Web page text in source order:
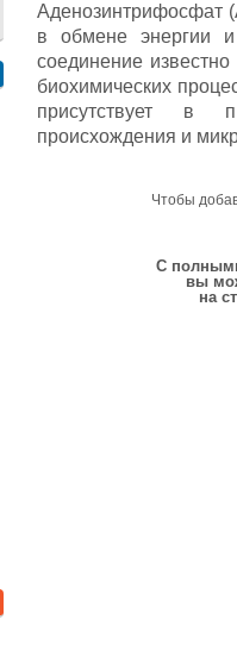
Аденозинтрифосфат
в обмене энергии
соединение
биохимических
присутствует в
происхождения и
Чтобы
С
вы
на